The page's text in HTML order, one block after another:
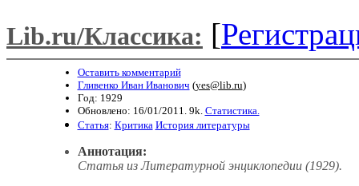
Lib.ru/Классика: [
Оставить комментарий
Гливенко Иван Иванович (yes@lib.ru)
Год: 1929
Обновлено: 16/01/2011. 9k. Статистика.
Статья: Критика История литературы
Аннотация:
Статья из Литературной энциклопедии (1929).